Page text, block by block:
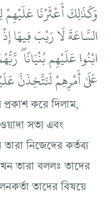
وَكَذَٰلِكَ أَعْثَرْنَا عَلَيْهِمْ
السَّاعَةَ لَا رَيْبَ فِيهَا
ابْنُوا عَلَيْهِم بُنْيَانًا
عَلَىٰ أَمْرِهِمْ لَنَتَّخِذَنَّ
করে দিলাম,
সত্য এবং
নিজেদের কর্তব্য
তারা বললঃ তাদের
তাদের বিষয়ে